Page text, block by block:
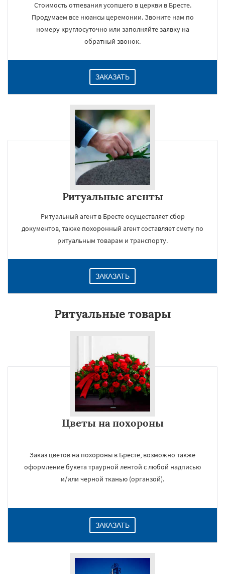
Стоимость отпевания усопшего в церкви в Бресте.
Продумаем все нюансы церемонии. Звоните нам по
номеру круглосуточно или заполняйте заявку на
обратный звонок.
ЗАКАЗАТЬ
Ритуальные агенты
Ритуальный агент в Бресте осуществляет сбор
документов, также похоронный агент составляет смету по
ритуальным товарам и транспорту.
ЗАКАЗАТЬ
Ритуальные товары
Цветы на похороны
Заказ цветов на похороны в Бресте, возможно также
оформление букета траурной лентой с любой надписью
и/или черной тканью (органзой).
ЗАКАЗАТЬ